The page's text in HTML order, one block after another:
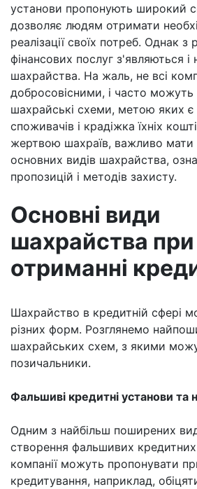
установи пропонують широкий
дозволяє людям отримати
реалізації своїх потреб. Однак з
фінансових послуг з'являються і
шахрайства. На жаль, не всі
добросовісними, і часто можуть
шахрайські схеми, метою яких
споживачів і крадіжка їхніх
жертвою шахраїв, важливо мати
основних видів шахрайства,
пропозицій і методів захисту.
Основні види
шахрайства при
отриманні
Шахрайство в кредитній сфері
різних форм. Розглянемо
шахрайських схем, з якими
позичальники.
Фальшиві кредитні установи та
Одним з найбільш поширених
створення фальшивих кредитних
компанії можуть пропонувати
кредитування, наприклад,